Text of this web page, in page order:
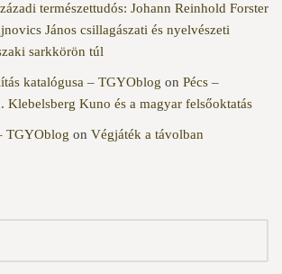
természettudós: Johann Reinhold Forster
János csillagászati és nyelvészeti
sarkkörön túl
katalógusa – TGYOblog on Pécs –
Klebelsberg Kuno és a magyar felsőoktatás
TGYOblog on Végjáték a távolban